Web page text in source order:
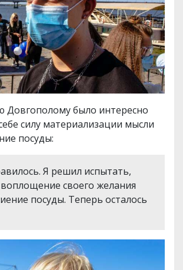
Довгополому было интересно
силу материализации мысли
посуды:
Я решил испытать,
своего желания
посуды. Теперь осталось